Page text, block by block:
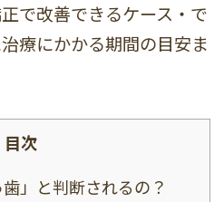
で改善できるケース・で
療にかかる期間の目安ま
目次
」と判断されるの？